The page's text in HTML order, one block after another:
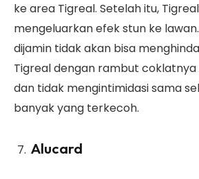
ke area Tigreal. Setelah itu,
mengeluarkan efek stun ke
dijamin tidak akan bisa
Tigreal dengan rambut
dan tidak mengintimidasi sama
banyak yang terkecoh.
Alucard